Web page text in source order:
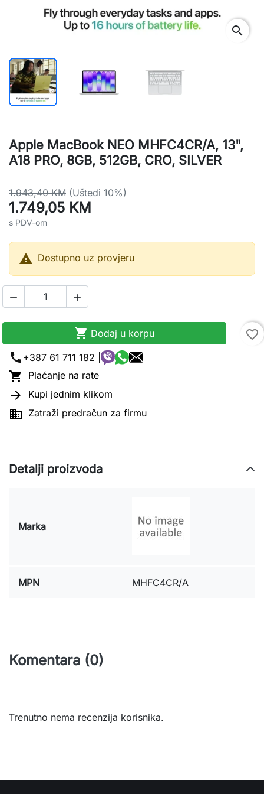
search
Apple MacBook NEO MHFC4CR/A, 13",
A18 PRO, 8GB, 512GB, CRO, SILVER
1.943,40 KM (Uštedi 10%)
1.749,05 KM
s PDV-om
 Dostupno uz provjeru
 
 Dodaj u korpu
favorite_border
call +387 61 711 182 |
 Plaćanje na rate
 Kupi jednim klikom
 Zatraži predračun za firmu
Detalji proizvoda
Marka
MPN MHFC4CR/A
Komentara (0)
Trenutno nema recenzija korisnika.